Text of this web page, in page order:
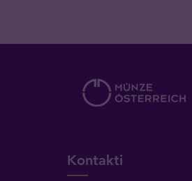
Kontakti